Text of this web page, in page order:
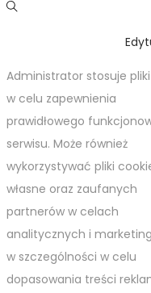
Administrator stosuje
w celu zapewnienia
prawidłowego
serwisu. Może również
wykorzystywać pliki
własne oraz zaufanych
partnerów w celach
analitycznych i
w szczególności w celu
dopasowania treści